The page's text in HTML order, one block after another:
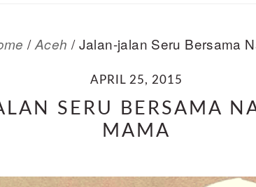
/ Aceh /Jalan-jalan Seru Bersama
APRIL 25, 2015
SERU BERSAMA
MAMA